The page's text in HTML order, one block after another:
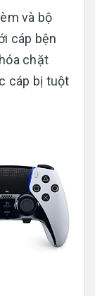
và bộ
cáp bện
chặt
cáp bị tuột